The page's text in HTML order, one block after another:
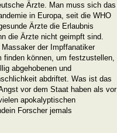
Ärzte. Man muss sich das
in Europa, seit die WHO
Ärzte die Erlaubnis
die Ärzte nicht geimpft sind.
der Impffanatiker
finden können, um festzustellen,
abgehobenen und
abdriftet. Was ist das
vor dem Staat haben als vor
apokalyptischen
Forscher jemals